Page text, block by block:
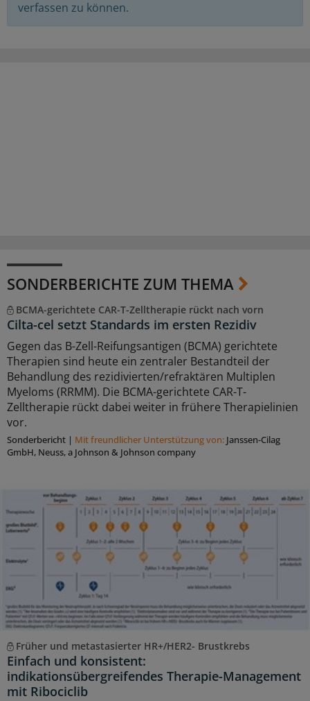
verfassen zu können.
SONDERBERICHTE ZUM THEMA
BCMA-gerichtete CAR-T-Zelltherapie rückt nach vorn
Cilta-cel setzt Standards im ersten Rezidiv
Gegen das B-Zell-Reifungsantigen (BCMA) gerichtete
Therapien sind heute ein zentraler Bestandteil der
Behandlung des rezidivierten/refraktären Multiplen
Myeloms (RRMM). Die BCMA-gerichtete CAR-T-
Zelltherapie rückt dabei weiter in frühere Therapielinien
vor.
Sonderbericht | Mit freundlicher Unterstützung von: Janssen-Cilag
GmbH, Neuss, a Johnson & Johnson company
Früher und metastasierter HR+/HER2- Brustkrebs
Einfach und konsistent:
indikationsübergreifendes Therapie-Management
mit Ribociclib